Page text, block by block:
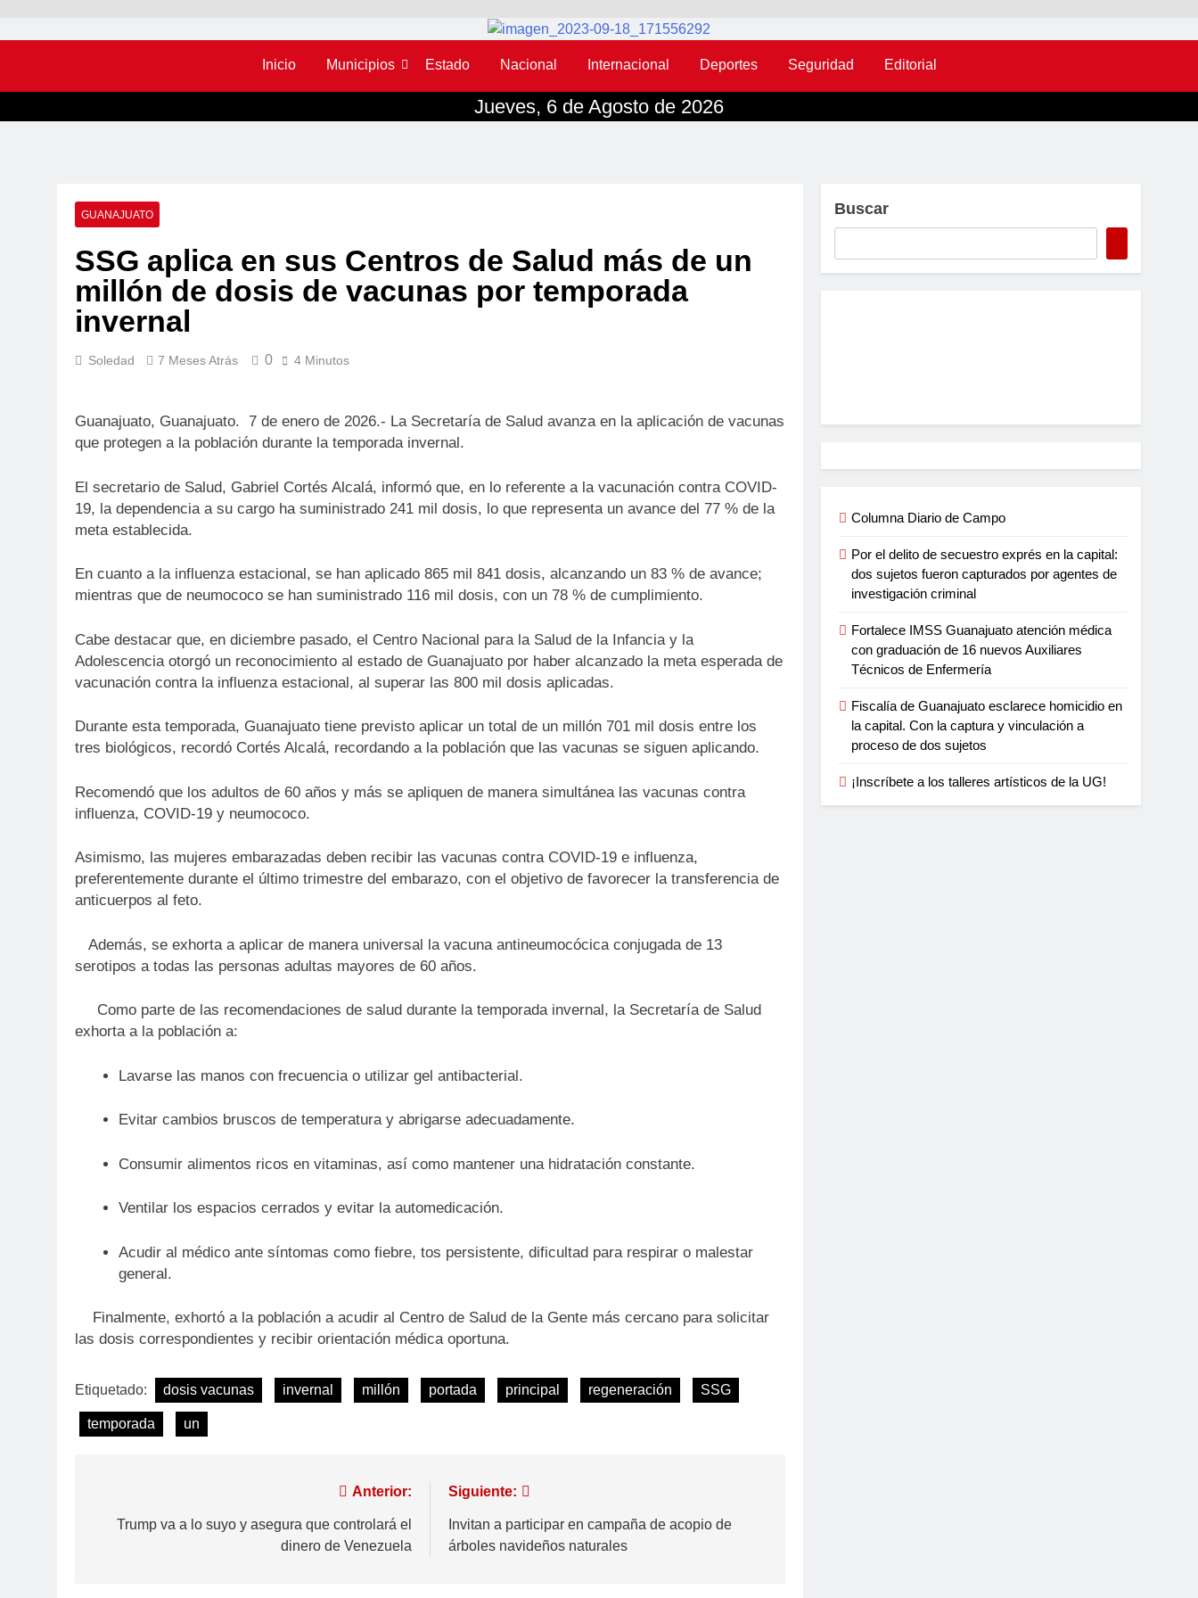
Inicio Municipios Estado Nacional Internacional Deportes Seguridad Editorial
Jueves, 6 de Agosto de 2026
GUANAJUATO
SSG aplica en sus Centros de Salud más de un
millón de dosis de vacunas por temporada
invernal
Soledad 7 Meses Atrás 0 4 Minutos
Guanajuato, Guanajuato. 7 de enero de 2026.- La Secretaría de Salud avanza en la aplicación de vacunas
que protegen a la población durante la temporada invernal.
El secretario de Salud, Gabriel Cortés Alcalá, informó que, en lo referente a la vacunación contra COVID-
19, la dependencia a su cargo ha suministrado 241 mil dosis, lo que representa un avance del 77 % de la
meta establecida.
En cuanto a la influenza estacional, se han aplicado 865 mil 841 dosis, alcanzando un 83 % de avance;
mientras que de neumococo se han suministrado 116 mil dosis, con un 78 % de cumplimiento.
Cabe destacar que, en diciembre pasado, el Centro Nacional para la Salud de la Infancia y la
Adolescencia otorgó un reconocimiento al estado de Guanajuato por haber alcanzado la meta esperada de
vacunación contra la influenza estacional, al superar las 800 mil dosis aplicadas.
Durante esta temporada, Guanajuato tiene previsto aplicar un total de un millón 701 mil dosis entre los
tres biológicos, recordó Cortés Alcalá, recordando a la población que las vacunas se siguen aplicando.
Recomendó que los adultos de 60 años y más se apliquen de manera simultánea las vacunas contra
influenza, COVID-19 y neumococo.
Asimismo, las mujeres embarazadas deben recibir las vacunas contra COVID-19 e influenza,
preferentemente durante el último trimestre del embarazo, con el objetivo de favorecer la transferencia de
anticuerpos al feto.
Además, se exhorta a aplicar de manera universal la vacuna antineumocócica conjugada de 13
serotipos a todas las personas adultas mayores de 60 años.
Como parte de las recomendaciones de salud durante la temporada invernal, la Secretaría de Salud
exhorta a la población a:
Lavarse las manos con frecuencia o utilizar gel antibacterial.
Evitar cambios bruscos de temperatura y abrigarse adecuadamente.
Consumir alimentos ricos en vitaminas, así como mantener una hidratación constante.
Ventilar los espacios cerrados y evitar la automedicación.
Acudir al médico ante síntomas como fiebre, tos persistente, dificultad para respirar o malestar
general.
Finalmente, exhortó a la población a acudir al Centro de Salud de la Gente más cercano para solicitar
las dosis correspondientes y recibir orientación médica oportuna.
Etiquetado: dosis vacunas invernal millón portada principal regeneración SSG
temporada un
Anterior:
Trump va a lo suyo y asegura que controlará el
dinero de Venezuela
Siguiente:
Invitan a participar en campaña de acopio de
árboles navideños naturales
Buscar
Columna Diario de Campo
Por el delito de secuestro exprés en la capital:
dos sujetos fueron capturados por agentes de
investigación criminal
Fortalece IMSS Guanajuato atención médica
con graduación de 16 nuevos Auxiliares
Técnicos de Enfermería
Fiscalía de Guanajuato esclarece homicidio en
la capital. Con la captura y vinculación a
proceso de dos sujetos
¡Inscríbete a los talleres artísticos de la UG!